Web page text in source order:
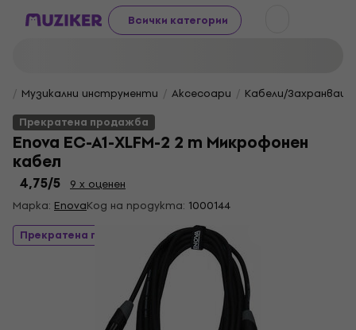
Всички категории
Музикални инструменти Aксесоари
Кабели/
Прекратена продажба
Enova EC-A1-XLFM-2 2 m Микрофонен
кабел
4,75/5
9 x оценен
Марка: EnovaКод на продукта: 1000144
Прекратена продажба